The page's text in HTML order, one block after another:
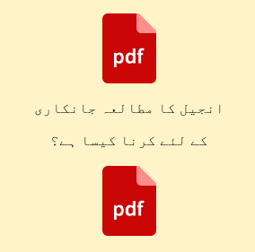
انجیل کا مطالعہ جانکاری
کے لئے کرنا کیسا ہے؟